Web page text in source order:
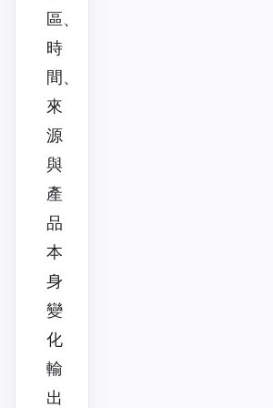
區、
時
間、
來
源
與
產
品
本
身
變
化
輸
出